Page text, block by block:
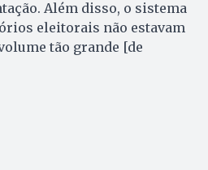
Além disso, o sistema
eleitorais não estavam
tão grande [de